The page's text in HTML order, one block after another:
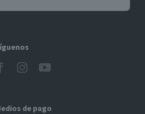
es fundamental
de pago